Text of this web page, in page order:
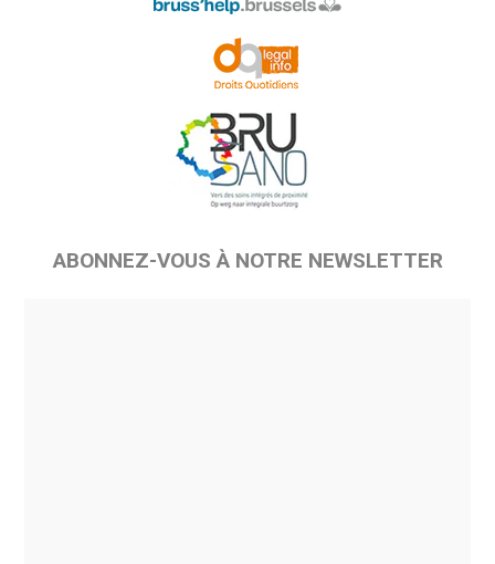
ABONNEZ-VOUS À NOTRE NEWSLETTER